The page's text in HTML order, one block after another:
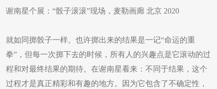
谢南星个展：“骰子滚滚”现场，麦勒画廊 北京 2020
就如同掷骰子一样。也许掷出来的结果是一记“命运的重
拳”，但每一次掷下去的时候，所有人的兴趣点是它滚动的过
程和对最终结果的期待。在谢南星看来：不同于结果，这个
过程才是真正精彩和有趣的地方。因为它包含了不确定性，